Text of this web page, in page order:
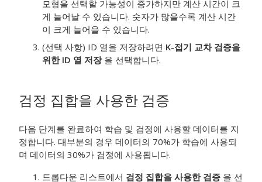
모형을 선택할 가능성이 증가하지만 계산 시간이 크
게 늘어날 수 있습니다. 숫자가 많을수록 계산 시간
이 크게 늘어을 수 있습니다.
(선택 사항) ID 열을 저장하려면 K-접기 교차 검증을
위한 ID 열 저장을 선택합니다.
검정 집합을 사용한 검증
다음 단계를 완료하여 학습 및 검정에 사용할 데이터를 지
정합니다. 대부분의 경우 데이터의 70%가 학습에 사용되
며 데이터의 30%가 검정에 사용됩니다.
드롭다운 리스트에서 검정 집합을 사용한 검증 을 선